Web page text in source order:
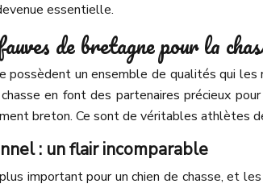
essentielle.
de bretagne pour la
possèdent un ensemble de qualités qui
en font des partenaires précieux
breton. Ce sont de véritables athlètes
: un flair incomparable
important pour un chien de chasse, et